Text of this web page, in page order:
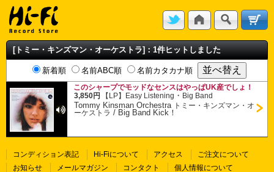
[トミー・キンズマン・オーケストラ]：1件ヒットしました
新着順 名前ABC順 名前カタカナ順
このシャープでモッドなセンスはやっぱUK産でしょ！
3,850円
【LP】 Easy Listening ・ Big Band
Tommy Kinsman Orchestra
トミー・キンズマン・オ
ーケストラ / Big Band Kick！
コンディション表記 Hi-Fiについて アクセス
ご注文について
お知らせ
メールマガジン コンタクト
個人情報について